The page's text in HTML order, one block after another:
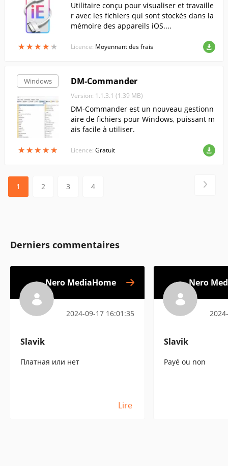
★★★★★
★★★★★
Utilitaire conçu pour visualiser et travaille
r avec les fichiers qui sont stockés dans la
mémoire des appareils iOS....
Licence: Moyennant des frais
Windows
★★★★★
★★★★★
DM-Commander
Version: 1.1.3.1 (1.39 MB)
DM-Commander est un nouveau gestionn
aire de fichiers pour Windows, puissant m
ais facile à utiliser.
Licence: Gratuit
1 2 3 4
Derniers commentaires
Nero MediaHome
2024-09-17 16:01:35
Slavik
Платная или нет
Lire
Nero
Slavik
Payé ou non